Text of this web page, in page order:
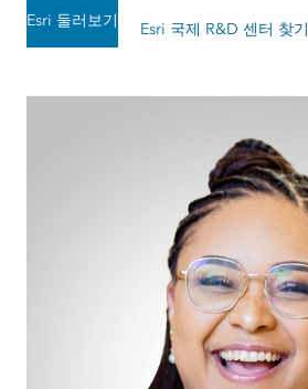
Esri 둘러보기 Esri 국제 R&D 센터 찾기